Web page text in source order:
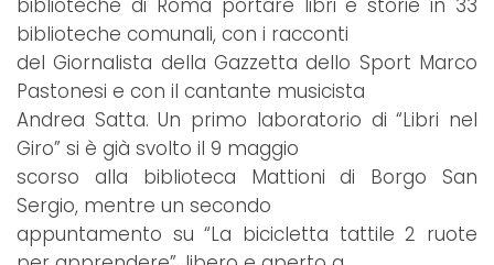
biblioteche di Roma portare libri e storie in 33
biblioteche comunali, con i racconti
del Giornalista della Gazzetta dello Sport Marco
Pastonesi e con il cantante musicista
Andrea Satta. Un primo laboratorio di “Libri nel
Giro” si è già svolto il 9 maggio
scorso alla biblioteca Mattioni di Borgo San
Sergio, mentre un secondo
appuntamento su “La bicicletta tattile 2 ruote